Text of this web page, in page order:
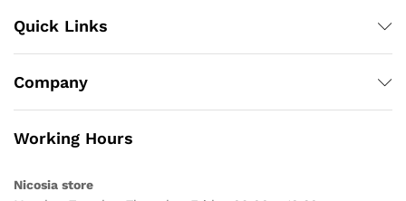
Quick Links
Company
Working Hours
Nicosia store